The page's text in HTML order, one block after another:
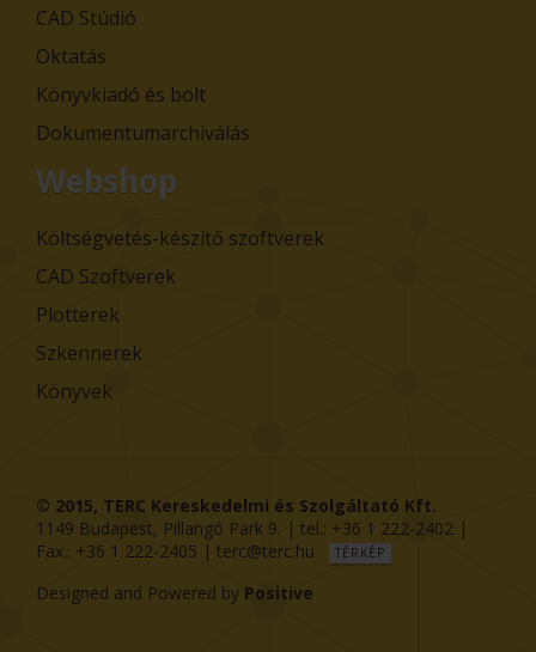
CAD Stúdió
Oktatás
Könyvkiadó és bolt
Dokumentumarchiválás
Webshop
Költségvetés-készítő szoftverek
CAD Szoftverek
Plotterek
Szkennerek
Könyvek
© 2015, TERC Kereskedelmi és Szolgáltató Kft.
1149 Budapest, Pillangó Park 9. | tel.: +36 1 222-2402 |
Fax.: +36 1 222-2405 | terc@terc.hu TÉRKÉP
Designed and Powered by Positive